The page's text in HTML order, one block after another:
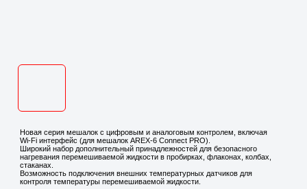
Новая серия мешалок с цифровым и аналоговым контролем, включая
Wi-Fi интерфейс (для мешалок AREX-6 Connect PRO).
Широкий набор дополнительный принадлежностей для безопасного
нагревания перемешиваемой жидкости в пробирках, флаконах, колбах,
стаканах.
Возможность подключения внешних температурных датчиков для
контроля температуры перемешиваемой жидкости.